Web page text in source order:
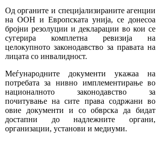
Од органите и специјализираните агенции
на ООН и Европската унија, се донесоа
бројни резолуции и декларации во кои се
сугерира ком­плетна ревизија на
целокупното законо­дав­ство за правата на
лицата со инвалидност.
Меѓународните документи укажаа на
потребата за нивно имплементирање во
националното за­ко­нодавство за
почитување на сите права содр­жани во
овие документи и со обврска да бидат
достапни до надлежните органи,
организации, установи и медиуми.